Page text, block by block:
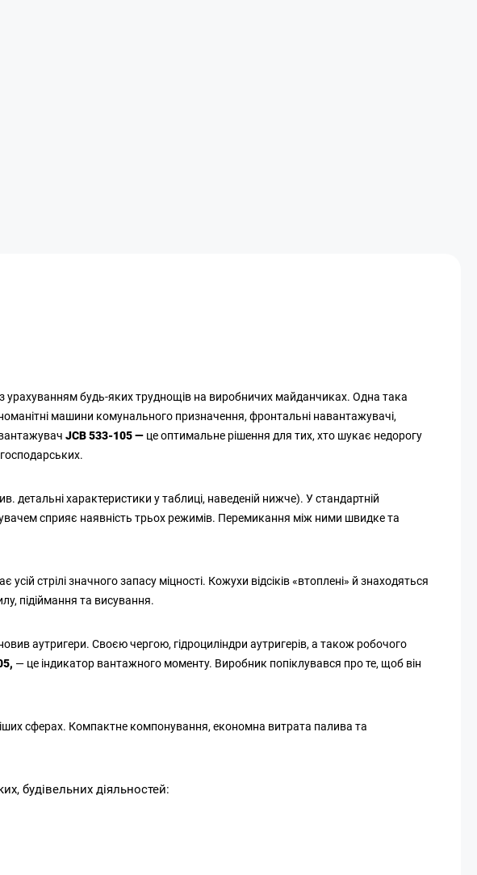
будь-яких труднощів на виробничих майданчиках. Одна така
машини комунального призначення, фронтальні навантажувачі,
JCB 533-105 — це оптимальне рішення для тих, хто шукає недорогу
детальні характеристики у таблиці, наведеній нижче). У стандартній
сприяє наявність трьох режимів. Перемикання між ними швидке та
стрілі значного запасу міцності. Кожухи відсіків «втоплені» й знаходяться
підіймання та висування.
аутригери. Своєю чергою, гідроциліндри аутригерів, а також робочого
— це індикатор вантажного моменту. Виробник попіклувався про те, щоб він
сферах. Компактне компонування, економна витрата палива та
будівельних діяльностей: